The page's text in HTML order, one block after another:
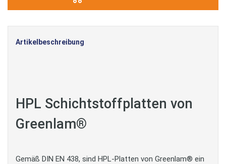
Artikelbeschreibung
HPL Schichtstoffplatten von
Greenlam®
Gemäß DIN EN 438, sind HPL-Platten von Greenlam® ein